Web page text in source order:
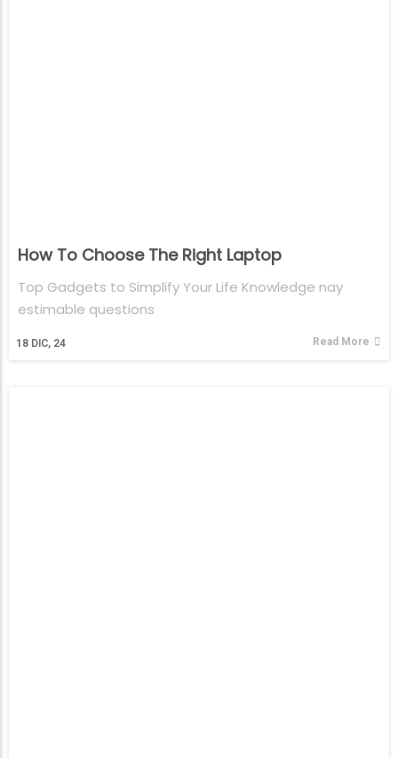
How To Choose The Right Laptop
18 DIC, 24
Top Gadgets to Simplify Your Life Knowledge nay
estimable questions
Read More